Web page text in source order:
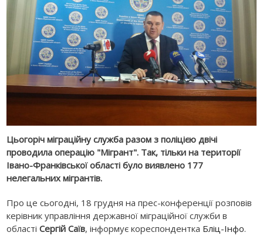
Цьогоріч міграційну служба разом з поліцією двічі
проводила операцію "Мігрант". Так, тільки на території
Івано-Франківської області було виявлено 177
нелегальних мігрантів.
Про це сьогодні, 18 грудня на прес-конференції розповів
керівник управління державної міграційної служби в
областіСергій Саїв, інформує кореспондентка Бліц-Інфо.